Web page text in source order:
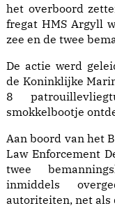
het overboord
fregat HMS Argyll
zee en de twee
De actie werd
de Koninklijke
8
smokkelbootje
Aan boord van het
Law Enforcement
twee
inmiddels
autoriteiten, net als